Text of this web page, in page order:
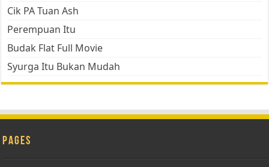
Cik PA Tuan Ash
Perempuan Itu
Budak Flat Full Movie
Syurga Itu Bukan Mudah
Pages